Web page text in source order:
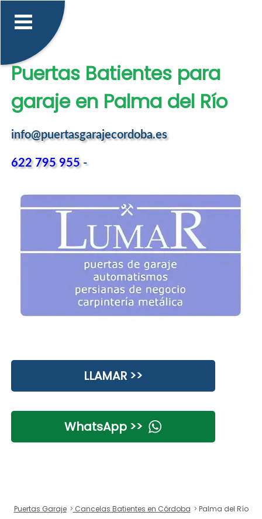
Puertas Batientes para
garaje en Palma del Río
info@puertasgarajecordoba.es
622 795 955-
LLAMAR >>
WhatsApp >>
Puertas Garaje Cancelas Batientes en Córdoba Palma del Río